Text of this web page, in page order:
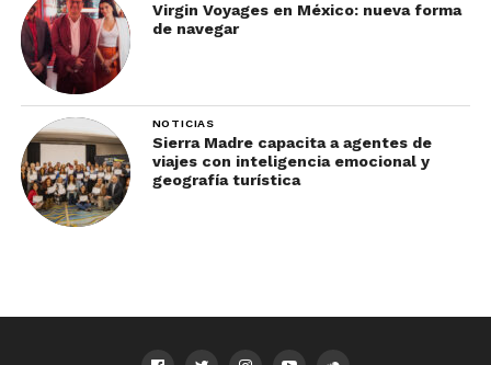
Virgin Voyages en México: nueva forma
de navegar
NOTICIAS
Sierra Madre capacita a agentes de
viajes con inteligencia emocional y
geografía turística